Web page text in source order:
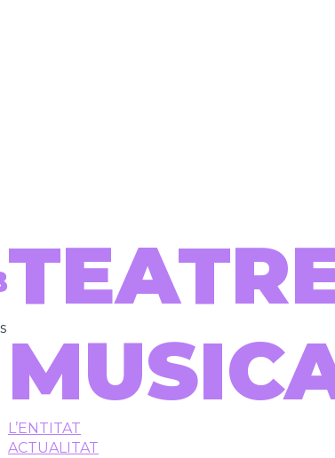
L’ENTITAT
ACTUALITAT